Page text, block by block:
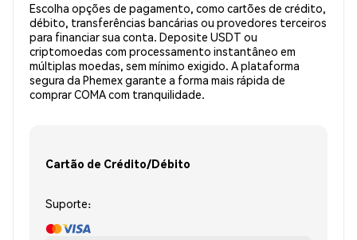
Escolha opções de pagamento, como cartões de crédito,
débito, transferências bancárias ou provedores terceiros
para financiar sua conta. Deposite USDT ou
criptomoedas com processamento instantâneo em
múltiplas moedas, sem mínimo exigido. A plataforma
segura da Phemex garante a forma mais rápida de
comprar COMA com tranquilidade.
Cartão de Crédito/Débito
Suporte: